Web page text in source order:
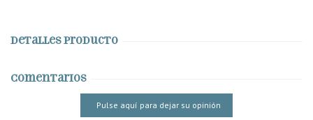
Detalles producto
Comentarios
Pulse aquí para dejar su opinión